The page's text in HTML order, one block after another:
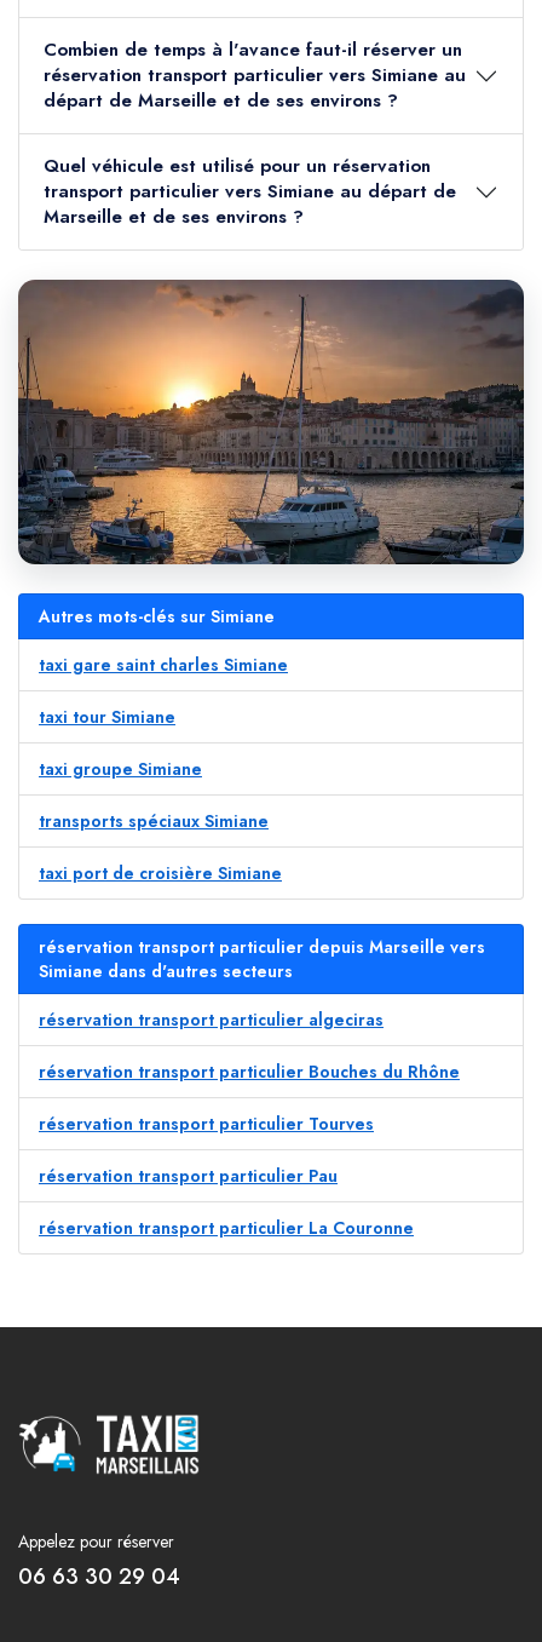
Combien de temps à l'avance faut-il réserver un
réservation transport particulier vers Simiane au
départ de Marseille et de ses environs ?
Quel véhicule est utilisé pour un réservation
transport particulier vers Simiane au départ de
Marseille et de ses environs ?
Autres mots-clés sur Simiane
taxi gare saint charles Simiane
taxi tour Simiane
taxi groupe Simiane
transports spéciaux Simiane
taxi port de croisière Simiane
réservation transport particulier depuis Marseille vers
Simiane dans d'autres secteurs
réservation transport particulier algeciras
réservation transport particulier Bouches du Rhône
réservation transport particulier Tourves
réservation transport particulier Pau
réservation transport particulier La Couronne
Appelez pour réserver
06 63 30 29 04